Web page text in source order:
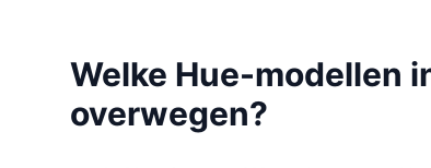
Welke Hue-modellen
overwegen?